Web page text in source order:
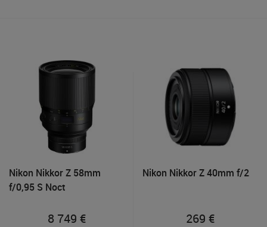
Nikon Nikkor Z 58mm
f/0,95 S Noct
8 749 €
Nikon Nikkor Z 40mm f/2
269 €